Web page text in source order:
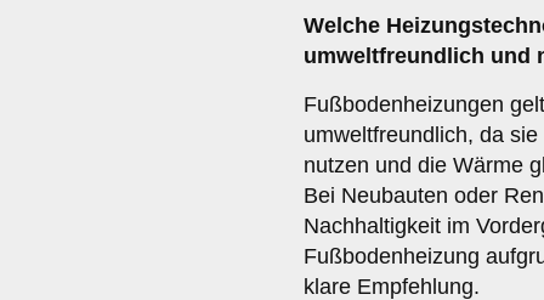
Welche
umweltfreundlich und
Fußbodenheizungen
umweltfreundlich, da
nutzen und die Wärme
Bei Neubauten oder
Nachhaltigkeit im
Fußbodenheizung
klare Empfehlung.